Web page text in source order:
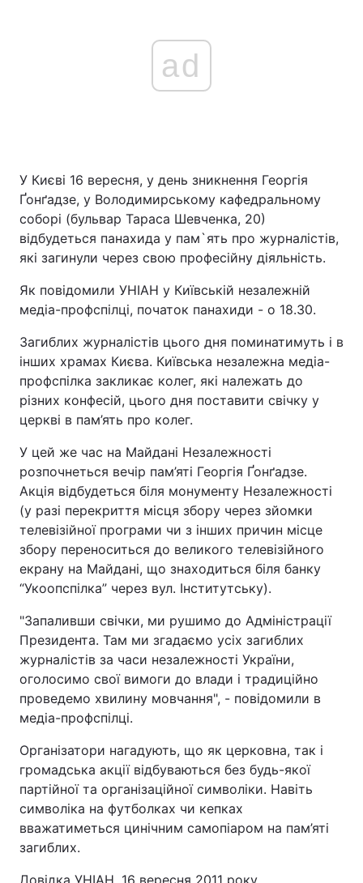
ad
У Києві 16 вересня, у день зникнення Георгія
Ґонґадзе, у Володимирському кафедральному
соборі (бульвар Тараса Шевченка, 20)
відбудеться панахида у пам`ять про журналістів,
які загинули через свою професійну діяльність.
Як повідомили УНІАН у Київській незалежній
медіа-профспілці, початок панахиди - о 18.30.
Загиблих журналістів цього дня поминатимуть і в
інших храмах Києва. Київська незалежна медіа-
профспілка закликає колег, які належать до
різних конфесій, цього дня поставити свічку у
церкві в пам’ять про колег.
У цей же час на Майдані Незалежності
розпочнеться вечір пам’яті Георгія Ґонґадзе.
Акція відбудеться біля монументу Незалежності
(у разі перекриття місця збору через зйомки
телевізійної програми чи з інших причин місце
збору переноситься до великого телевізійного
екрану на Майдані, що знаходиться біля банку
“Укоопспілка” через вул. Інститутську).
"Запаливши свічки, ми рушимо до Адміністрації
Президента. Там ми згадаємо усіх загиблих
журналістів за часи незалежності України,
оголосимо свої вимоги до влади і традиційно
проведемо хвилину мовчання", - повідомили в
медіа-профспілці.
Організатори нагадують, що як церковна, так і
громадська акції відбуваються без будь-якої
партійної та організаційної символіки. Навіть
символіка на футболках чи кепках
вважатиметься цинічним самопіаром на пам’яті
загиблих.
Довідка УНІАН. 16 вересня 2011 року